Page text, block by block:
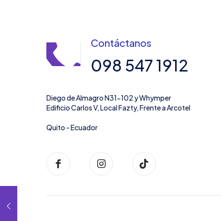
Contáctanos
098 547 1912
Diego de Almagro N31-102 y Whymper
Edificio Carlos V, Local Fazty, Frente a Arcotel
Quito - Ecuador